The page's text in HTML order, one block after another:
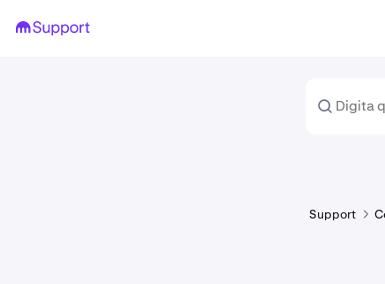
Support